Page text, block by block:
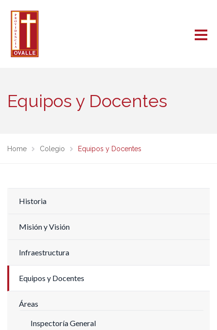
Equipos y Docentes
Home Colegio Equipos y Docentes
Historia
Misión y Visión
Infraestructura
Equipos y Docentes
Áreas
Inspectoría General